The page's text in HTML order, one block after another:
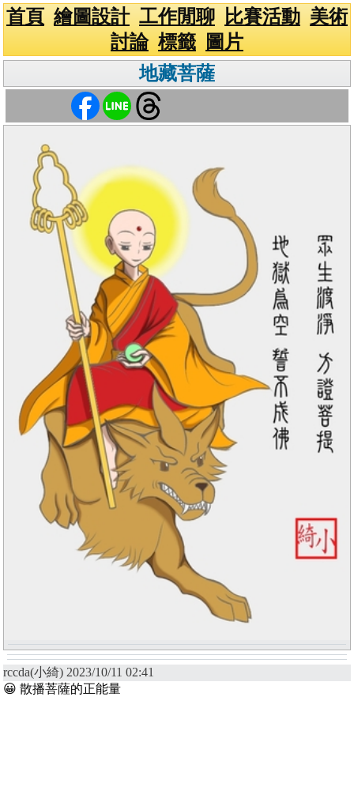
首頁 繪圖設計 工作閒聊 比賽活動 美術
討論 標籤
圖片
地藏菩薩
rccda(小綺) 2023/10/11 02:41
😀 散播菩薩的正能量